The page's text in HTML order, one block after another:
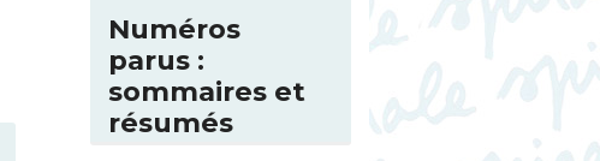
Numéros
parus :
sommaires et
résumés